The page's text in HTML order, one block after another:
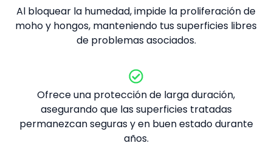
Al bloquear la humedad, impide la proliferación de
moho y hongos, manteniendo tus superficies libres
de problemas asociados.
Ofrece una protección de larga duración,
asegurando que las superficies tratadas
permanezcan seguras y en buen estado durante
años.